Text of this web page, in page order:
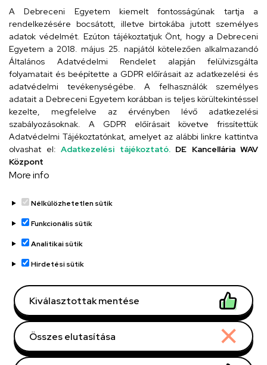
iskola@kossuth-alt.unideb.hu
Cím
4024 Debrecen, Kossuth utca 33.
Szervezeti telefonkönyv
UD telefonkönyv
Adatvédelem
Adatvédelem
Régi oldal
Technikai információk
Copyright © 2026 Unideb
A Debreceni Egyetem kiemelt fontosságúnak tartja a
rendelkezésére bocsátott, illetve birtokába jutott személyes
adatok védelmét. Ezúton tájékoztatjuk Önt, hogy a Debreceni
Egyetem a 2018. május 25. napjától kötelezően alkalmazandó
Általános Adatvédelmi Rendelet alapján felülvizsgálta
folyamatait és beépítette a GDPR előírásait az adatkezelési és
adatvédelmi tevékenységébe. A felhasználók személyes
adatait a Debreceni Egyetem korábban is teljes körültekintéssel
kezelte, megfelelve az érvényben lévő adatkezelési
szabályozásoknak. A GDPR előírásait követve frissítettük
Adatvédelmi Tájékoztatónkat, amelyet az alábbi linkre kattintva
olvashat el: Adatkezelési tájékoztató. DE Kancellária WAV
Központ
More info
Nélkülözhetetlen sütik
Funkcionális sütik
Analitikai sütik
Hirdetési sütik
Kiválasztottak mentése
Összes elutasítása